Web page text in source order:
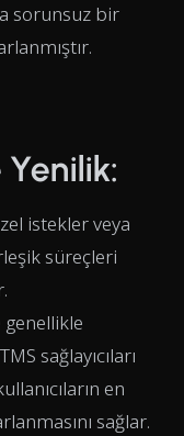
sorunsuz bir
istekler veya
süreçleri
genellikle
sağlayıcıları
en
sağlar.